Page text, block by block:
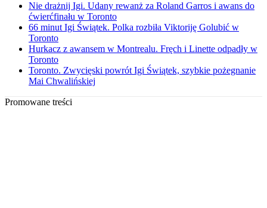
Nie drażnij Igi. Udany rewanż za Roland Garros i awans do
ćwierćfinału w Toronto
66 minut Igi Świątek. Polka rozbiła Viktoriję Golubić w
Toronto
Hurkacz z awansem w Montrealu. Fręch i Linette odpadły w
Toronto
Toronto. Zwycięski powrót Igi Świątek, szybkie pożegnanie
Mai Chwalińskiej
Promowane treści